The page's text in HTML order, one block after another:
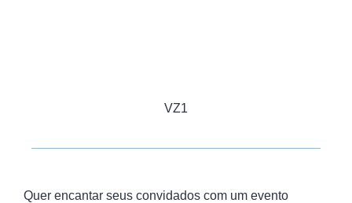
VZ1
Quer encantar seus convidados com um evento